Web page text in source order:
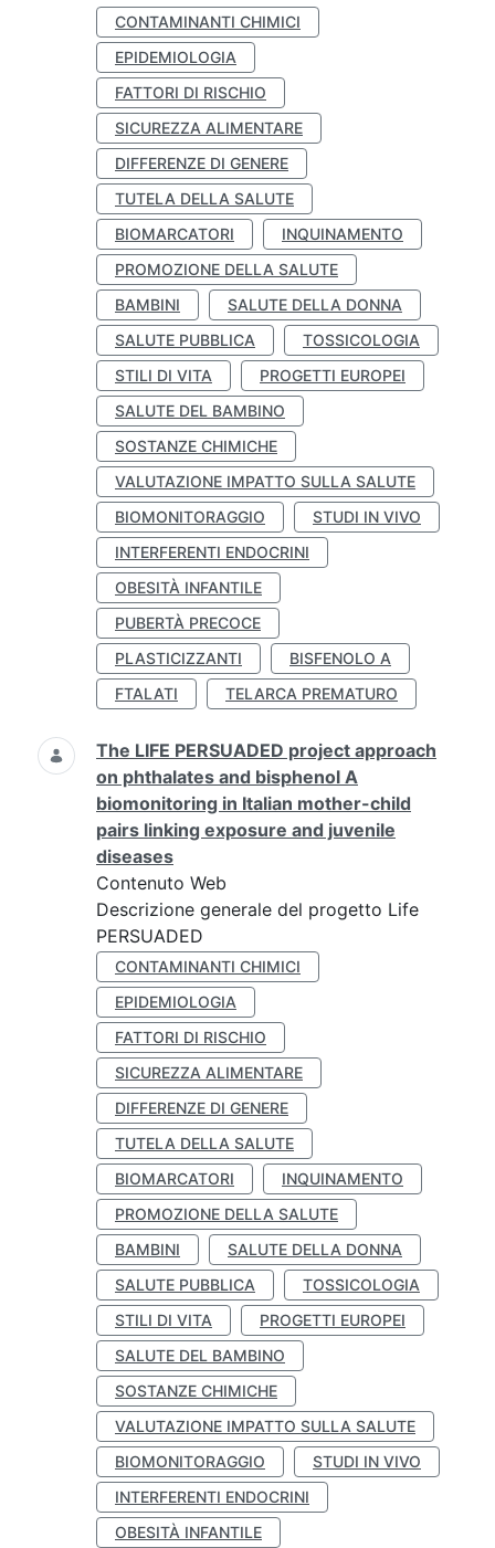
CONTAMINANTI CHIMICI
EPIDEMIOLOGIA
FATTORI DI RISCHIO
SICUREZZA ALIMENTARE
DIFFERENZE DI GENERE
TUTELA DELLA SALUTE
BIOMARCATORI
INQUINAMENTO
PROMOZIONE DELLA SALUTE
BAMBINI
SALUTE DELLA DONNA
SALUTE PUBBLICA
TOSSICOLOGIA
STILI DI VITA
PROGETTI EUROPEI
SALUTE DEL BAMBINO
SOSTANZE CHIMICHE
VALUTAZIONE IMPATTO SULLA SALUTE
BIOMONITORAGGIO
STUDI IN VIVO
INTERFERENTI ENDOCRINI
OBESITÀ INFANTILE
PUBERTÀ PRECOCE
PLASTICIZZANTI
BISFENOLO A
FTALATI
TELARCA PREMATURO
The LIFE PERSUADED project approach
on phthalates and bisphenol A
biomonitoring in Italian mother-child
pairs linking exposure and juvenile
diseases
Contenuto Web
Descrizione generale del progetto Life
PERSUADED
CONTAMINANTI CHIMICI
EPIDEMIOLOGIA
FATTORI DI RISCHIO
SICUREZZA ALIMENTARE
DIFFERENZE DI GENERE
TUTELA DELLA SALUTE
BIOMARCATORI
INQUINAMENTO
PROMOZIONE DELLA SALUTE
BAMBINI
SALUTE DELLA DONNA
SALUTE PUBBLICA
TOSSICOLOGIA
STILI DI VITA
PROGETTI EUROPEI
SALUTE DEL BAMBINO
SOSTANZE CHIMICHE
VALUTAZIONE IMPATTO SULLA SALUTE
BIOMONITORAGGIO
STUDI IN VIVO
INTERFERENTI ENDOCRINI
OBESITÀ INFANTILE